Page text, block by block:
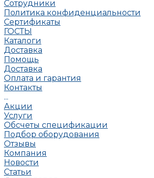
Сотрудники
Политика конфиденциальности
Сертификаты
ГОСТЫ
Каталоги
Доставка
Помощь
Доставка
Оплата и гарантия
Контакты
...
Акции
Услуги
Обсчеты спецификации
Подбор оборудования
Отзывы
Компания
Новости
Статьи